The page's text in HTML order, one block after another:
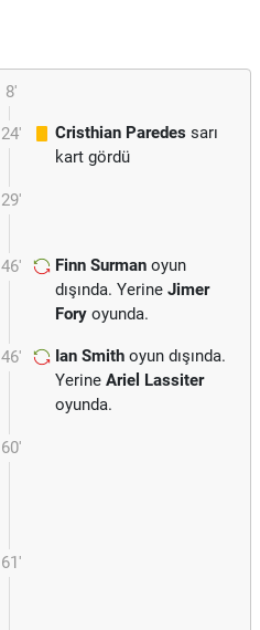
8'
24' Cristhian Paredes sarı
kart gördü
29'
46' Finn Surman oyun
dışında. Yerine Jimer
Fory oyunda.
46' Ian Smith oyun dışında.
Yerine Ariel Lassiter
oyunda.
60'
61'